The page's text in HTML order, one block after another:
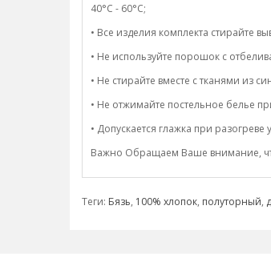
40°C - 60°C;
• Все изделия комплекта стирайте
• Не используйте порошок с
• Не стирайте вместе с тканями из
• Не отжимайте постельное белье
• Допускается глажка при разогреве
Важно Обращаем Ваше внимание,
Теги: Бязь, 100% хлопок, полуторный,